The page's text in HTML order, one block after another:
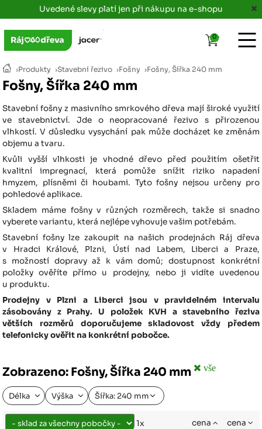
Uvedené slevy platí jen při nákupu na e-shopu
›Produkty ›Stavební řezivo ›Fošny ›Fošny, Šířka 240 mm
Fošny, Šířka 240 mm
Stavební fošny z masivního smrkového dřeva mají široké využití
ve stavebnictví. Jde o neopracované řezivo s přirozenou
vlhkostí. V důsledku vysychání pak může docházet ke změnám
objemu a tvaru.
Kvůli vyšší vlhkosti je vhodné dřevo před použitím ošetřit
kvalitní impregnací, která pomůže snížit riziko napadení
hmyzem, plísněmi či houbami. Tyto fošny nejsou určeny pro
pohledové aplikace.
Skladem máme fošny v různých rozměrech, takže si snadno
vyberete variantu, která nejlépe vyhovuje vašim potřebám.
Stavební fošny lze zakoupit na našich prodejnách Ráj dřeva
v Hradci Králové, Plzni, Ústí nad Labem, Liberci a Praze,
s možností dopravy až k vám domů; dostupnost konkrétní
položky ověříte přímo u prodejny, nebo ji vidíte uvedenou
u produktu.
Prodejny v Plzni a Liberci jsou v pravidelném intervalu
zásobovány z Prahy. U položek KVH a stavebního řeziva
větších rozměrů doporučujeme skladovost vždy předem
telefonicky ověřit na konkrétní pobočce.
Zobrazeno: Fošny, Šířka 240 mm vše
Délka Výška Šířka: 240 mm
1x cena cena
0